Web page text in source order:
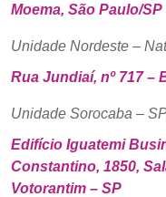
Moema, São Paulo/SP
Unidade Nordeste –
Rua Jundiaí, nº 717 –
Unidade Sorocaba –
Edifício Iguatemi
Constantino, 1850,
Votorantim – SP